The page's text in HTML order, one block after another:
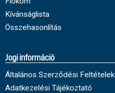
Kívánságlista
Összehasonlítás
Jogi információ
Általános Szerződési Feltételek
Adatkezelési Tájékoztató